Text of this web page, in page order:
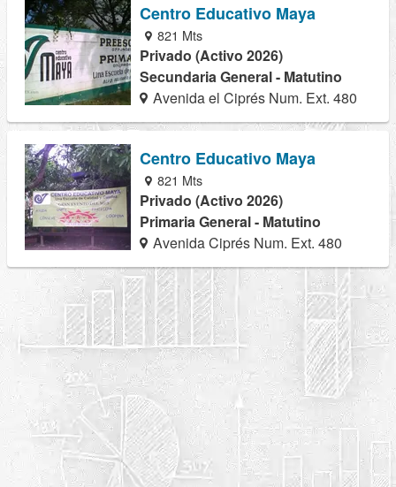
Centro Educativo Maya
821 Mts
Privado (Activo 2026)
Secundaria General - Matutino
Avenida el Ciprés Num. Ext. 480
Centro Educativo Maya
821 Mts
Privado (Activo 2026)
Primaria General - Matutino
Avenida Ciprés Num. Ext. 480